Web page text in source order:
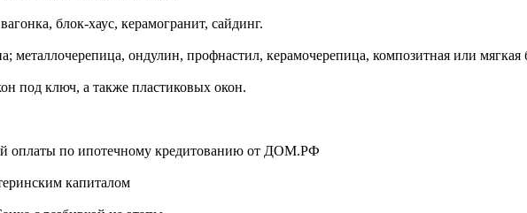
блок-хаус, керамогранит, сайдинг.
металлочерепица, ондулин, профнастил, керамочерепица, композитная или мягкая
под ключ, а также пластиковых окон.
оплаты по ипотечному кредитованию от ДОМ.РФ
капиталом